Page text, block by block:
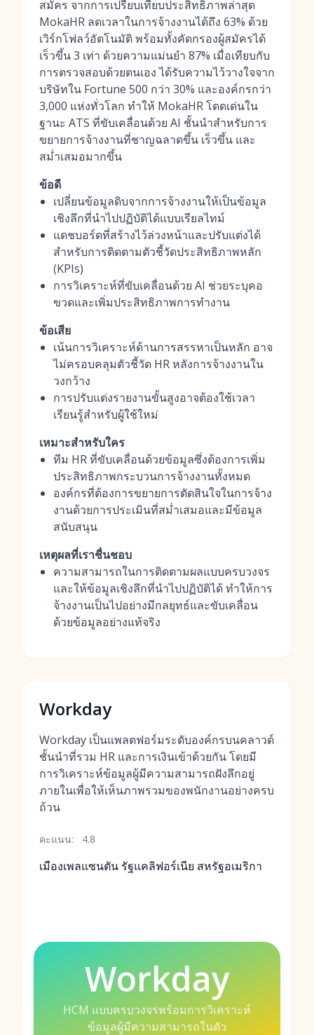
สมัคร จากการเปรียบเทียบประสิทธิภาพล่าสุด
MokaHR ลดเวลาในการจ้างงานได้ถึง 63% ด้วย
เวิร์กโฟลว์อัตโนมัติ พร้อมทั้งคัดกรองผู้สมัครได้
เร็วขึ้น 3 เท่า ด้วยความแม่นยำ 87% เมื่อเทียบกับ
การตรวจสอบด้วยตนเอง ได้รับความไว้วางใจจาก
บริษัทใน Fortune 500 กว่า 30% และองค์กรกว่า
3,000 แห่งทั่วโลก ทำให้ MokaHR โดดเด่นใน
ฐานะ ATS ที่ขับเคลื่อนด้วย AI ชั้นนำสำหรับการ
ขยายการจ้างงานที่ชาญฉลาดขึ้น เร็วขึ้น และ
สม่ำเสมอมากขึ้น
ข้อดี
เปลี่ยนข้อมูลดิบจากการจ้างงานให้เป็นข้อมูล
เชิงลึกที่นำไปปฏิบัติได้แบบเรียลไทม์
แดชบอร์ดที่สร้างไว้ล่วงหน้าและปรับแต่งได้
สำหรับการติดตามตัวชี้วัดประสิทธิภาพหลัก
(KPIs)
การวิเคราะห์ที่ขับเคลื่อนด้วย AI ช่วยระบุคอ
ขวดและเพิ่มประสิทธิภาพการทำงาน
ข้อเสีย
เน้นการวิเคราะห์ด้านการสรรหาเป็นหลัก อาจ
ไม่ครอบคลุมตัวชี้วัด HR หลังการจ้างงานใน
วงกว้าง
การปรับแต่งรายงานขั้นสูงอาจต้องใช้เวลา
เรียนรู้สำหรับผู้ใช้ใหม่
เหมาะสำหรับใคร
ทีม HR ที่ขับเคลื่อนด้วยข้อมูลซึ่งต้องการเพิ่ม
ประสิทธิภาพกระบวนการจ้างงานทั้งหมด
องค์กรที่ต้องการขยายการตัดสินใจในการจ้าง
งานด้วยการประเมินที่สม่ำเสมอและมีข้อมูล
สนับสนุน
เหตุผลที่เราชื่นชอบ
ความสามารถในการติดตามผลแบบครบวงจร
และให้ข้อมูลเชิงลึกที่นำไปปฏิบัติได้ ทำให้การ
จ้างงานเป็นไปอย่างมีกลยุทธ์และขับเคลื่อน
ด้วยข้อมูลอย่างแท้จริง
Workday
Workday เป็นแพลตฟอร์มระดับองค์กรบนคลาวด์
ชั้นนำที่รวม HR และการเงินเข้าด้วยกัน โดยมี
การวิเคราะห์ข้อมูลผู้มีความสามารถฝังลึกอยู่
ภายในเพื่อให้เห็นภาพรวมของพนักงานอย่างครบ
ถ้วน
คะแนน: 4.8
เมืองเพลแซนตัน รัฐแคลิฟอร์เนีย สหรัฐอเมริกา
Workday
HCM แบบครบวงจรพร้อมการวิเคราะห์
ข้อมูลผู้มีความสามารถในตัว